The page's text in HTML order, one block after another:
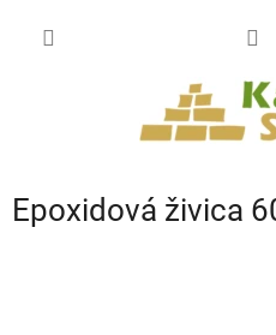
Epoxidová živica